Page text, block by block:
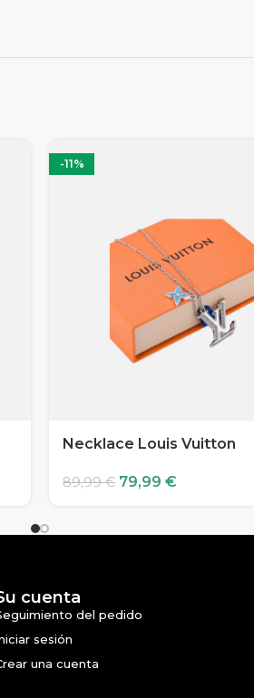
-11%
Necklace Louis Vuitton
89,99€ 79,99 €
cuenta
del pedido
sesión
una cuenta